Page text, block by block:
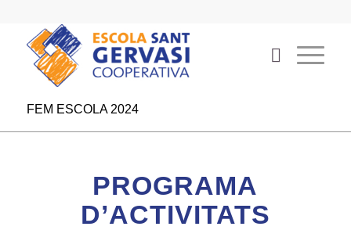
FEM ESCOLA 2024
PROGRAMA
D’ACTIVITATS